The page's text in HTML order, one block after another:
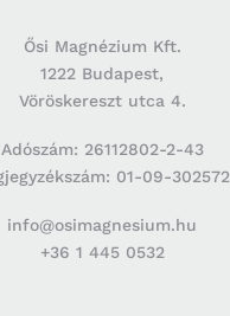
Ősi Magnézium Kft.
1222 Budapest,
Vöröskereszt utca 4.
Adószám: 26112802-2-43
01-09-302572
info@osimagnesium.hu
+36 1 445 0532